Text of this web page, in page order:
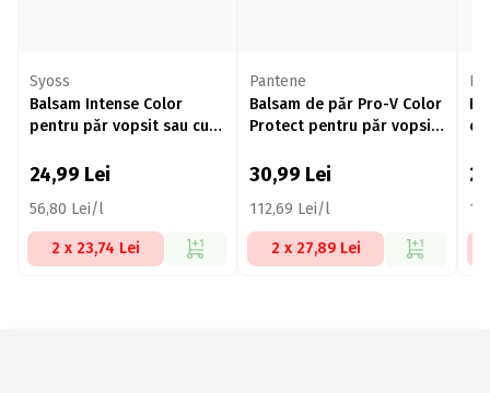
Syoss
Balsam Intense Color
pentru păr vopsit sau cu
24,99 Lei
56,80 Lei/l
2 x 23,74 Lei
Pantene
Balsam de păr Pro-V Color
Protect pentru păr vopsit
30,99 Lei
112,69 Lei/l
2 x 27,89 Lei